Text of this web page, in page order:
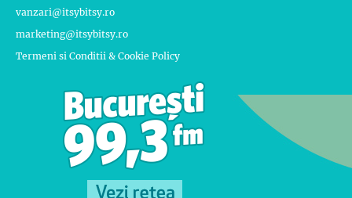
vanzari@itsybitsy.ro
marketing@itsybitsy.ro
Termeni si Conditii & Cookie Policy